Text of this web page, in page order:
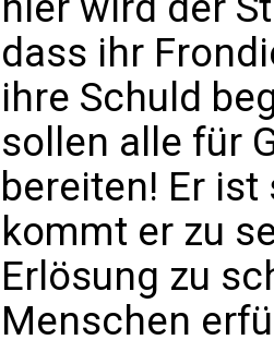
dass ihr
ihre Schuld
sollen alle für
bereiten! Er
kommt er zu
Erlösung zu
Menschen